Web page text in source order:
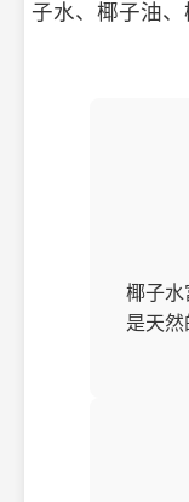
子水、椰子油
椰子水
是天